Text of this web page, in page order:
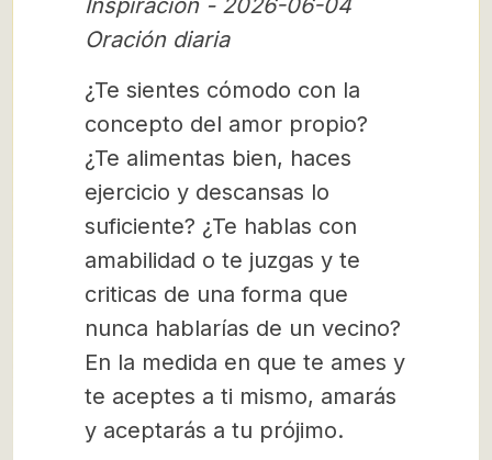
Inspiración - 2026-06-04
Oración diaria
¿Te sientes cómodo con la
concepto del amor propio?
¿Te alimentas bien, haces
ejercicio y descansas lo
suficiente? ¿Te hablas con
amabilidad o te juzgas y te
criticas de una forma que
nunca hablarías de un vecino?
En la medida en que te ames y
te aceptes a ti mismo, amarás
y aceptarás a tu prójimo.